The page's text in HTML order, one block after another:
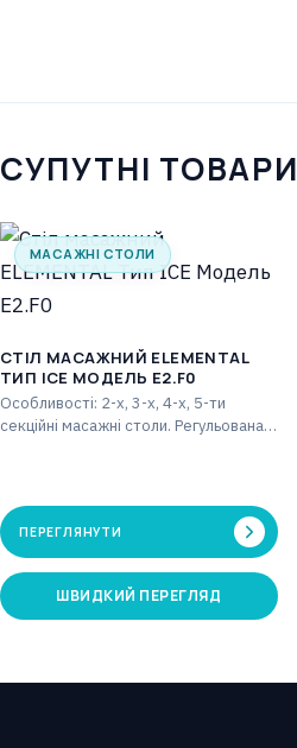
СУПУТНІ ТОВАРИ
МАСАЖНІ СТОЛИ
СТІЛ МАСАЖНИЙ ELEMENTAL
ТИП ICE МОДЕЛЬ E2.F0
Особливості: 2-х, 3-х, 4-х, 5-ти
секційні масажні столи. Регульована
ПЕРЕГЛЯНУТИ
ШВИДКИЙ ПЕРЕГЛЯД